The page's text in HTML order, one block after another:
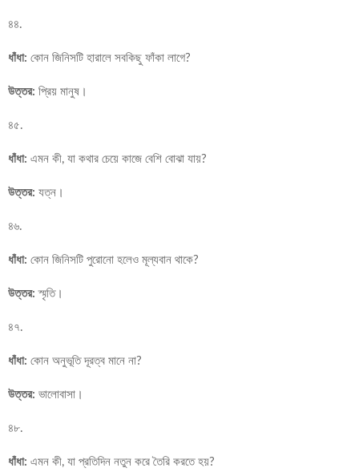
৪৪.
ধাঁধা: কোন জিনিসটি হারালে সবকিছু ফাঁকা লাগে?
উত্তর: প্রিয় মানুষ।
৪৫.
ধাঁধা: এমন কী, যা কথার চেয়ে কাজে বেশি বোঝা যায়?
উত্তর: যত্ন।
৪৬.
ধাঁধা: কোন জিনিসটি পুরোনো হলেও মূল্যবান থাকে?
উত্তর: স্মৃতি।
৪৭.
ধাঁধা: কোন অনুভূতি দূরত্ব মানে না?
উত্তর: ভালোবাসা।
৪৮.
ধাঁধা: এমন কী, যা প্রতিদিন নতুন করে তৈরি করতে হয়?